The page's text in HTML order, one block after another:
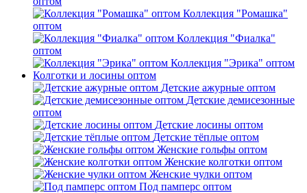
Коллекция "Ромашка"
оптом
Коллекция "Фиалка"
оптом
Коллекция "Эрика" оптом
Колготки и лосины оптом
Детские ажурные оптом
Детские демисезонные
оптом
Детские лосины оптом
Детские тёплые оптом
Женские гольфы оптом
Женские колготки оптом
Женские чулки оптом
Под памперс оптом